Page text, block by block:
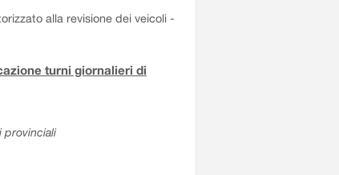
alla revisione dei veicoli -
turni giornalieri di
provinciali